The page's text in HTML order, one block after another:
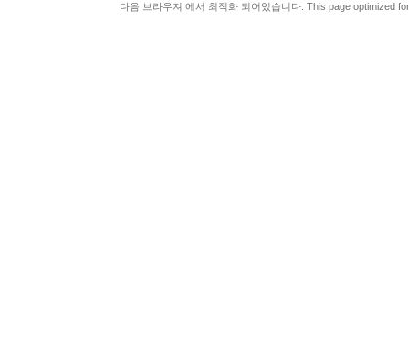
다음 브라우져 에서 최적화 되어있습니다. This page optimized